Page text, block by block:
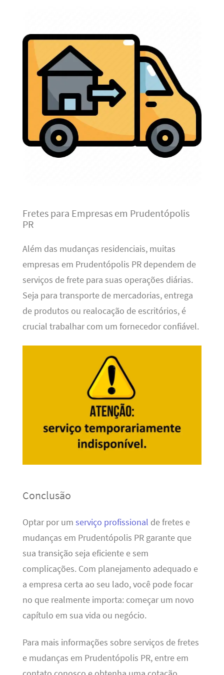
Fretes para Empresas em Prudentópolis
PR
Além das mudanças residenciais, muitas
empresas em Prudentópolis PR dependem de
serviços de frete para suas operações diárias.
Seja para transporte de mercadorias, entrega
de produtos ou realocação de escritórios, é
crucial trabalhar com um fornecedor confiável.
Conclusão
Optar por um serviço profissional de fretes e
mudanças em Prudentópolis PR garante que
sua transição seja eficiente e sem
complicações. Com planejamento adequado e
a empresa certa ao seu lado, você pode focar
no que realmente importa: começar um novo
capítulo em sua vida ou negócio.
Para mais informações sobre serviços de fretes
e mudanças em Prudentópolis PR, entre em